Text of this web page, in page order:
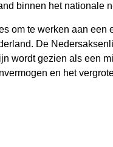
binnen het nationale
om te werken aan een
De
wordt gezien als een
en het